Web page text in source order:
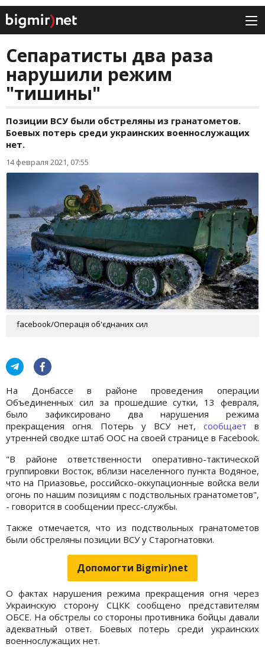
Сепаратисты два раза
нарушили режим
"тишины"
Позиции ВСУ были обстреляны из гранатометов.
Боевых потерь среди украинских военнослужащих
нет.
14 февраля 2021, 07:55
facebook/Операція об'єднаних сил
На Донбассе в районе проведения операции
Объединенных сил за прошедшие сутки, 13 февраля,
было зафиксировано два нарушения режима
прекращения огня. Потерь у ВСУ нет, сообщает в
утренней сводке штаб ООС на своей странице в Facebook.
"В районе ответственности оперативно-тактической
группировки Восток, вблизи населенного пункта Водяное,
что на Приазовье, российско-оккупационные войска вели
огонь по нашим позициям с подствольных гранатометов",
- говорится в сообщении пресс-службы.
Также отмечается, что из подствольных гранатометов
были обстреляны позиции ВСУ у Старогнатовки.
Допомогти Bigmir)net
О фактах нарушения режима прекращения огня через
Украинскую сторону СЦКК сообщено представителям
ОБСЕ. На обстрелы со стороны противника бойцы давали
адекватный ответ. Боевых потерь среди украинских
военнослужащих нет.